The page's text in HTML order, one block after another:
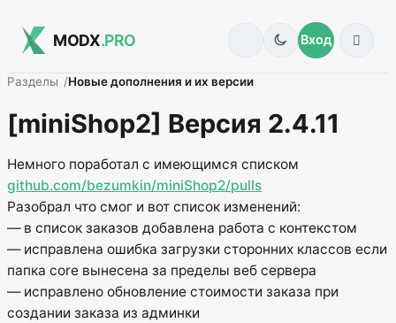
MODX.PRO Вход
Разделы Новые дополнения и их версии
[miniShop2] Версия 2.4.11
Немного поработал с имеющимся списком
github.com/bezumkin/miniShop2/pulls
Разобрал что смог и вот список изменений:
— в список заказов добавлена работа с контекстом
— исправлена ошибка загрузки сторонних классов если
папка core вынесена за пределы веб сервера
— исправлено обновление стоимости заказа при
создании заказа из админки